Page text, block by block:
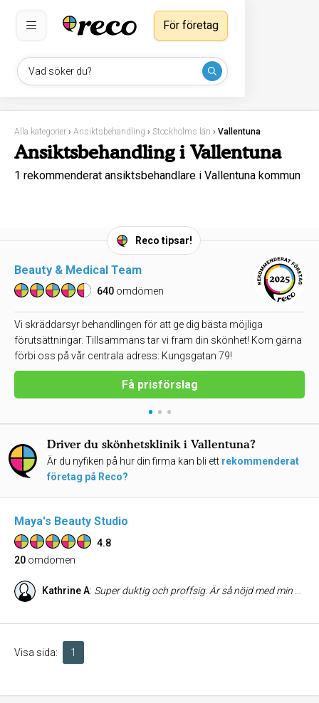
Vad söker du?
För företag
Alla kategorier › Ansiktsbehandling › Stockholms län › Vallentuna
Ansiktsbehandling i Vallentuna
1 rekommenderat ansiktsbehandlare i Vallentuna kommun
Reco tipsar!
Beauty & Medical Team
640 omdömen
Vi skräddarsyr behandlingen för att ge dig bästa möjliga
förutsättningar. Tillsammans tar vi fram din skönhet! Kom gärna
förbi oss på vår centrala adress: Kungsgatan 79!
Få prisförslag
• • •
Driver du skönhetsklinik i Vallentuna?
Är du nyfiken på hur din firma kan bli ett rekommenderat
företag på Reco?
Maya's Beauty Studio
4.8
20 omdömen
Kathrine A: Super duktig och proffsig. Är så nöjd med min behandling och resultatet av mina nya ögonbryn. Kan varmt rekommendera Maya på alla vis. Mvh Kathrine
Visa sida: 1